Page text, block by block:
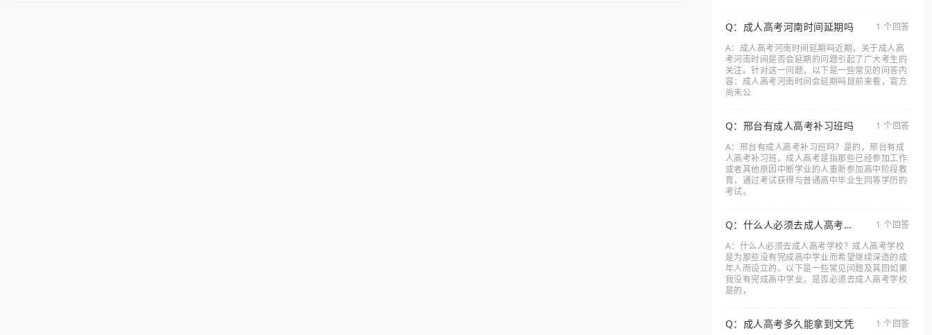
Q：成人高考河南时间延期吗
1 个回答
A：成人高考河南时间延期吗近期，关于成人高
考河南时间是否会延期的问题引起了广大考生的
关注。针对这一问题，以下是一些常见的问答内
容：成人高考河南时间会延期吗目前来看，官方
尚未公
Q：邢台有成人高考补习班吗
1 个回答
A：邢台有成人高考补习班吗？是的，邢台有成
人高考补习班。成人高考是指那些已经参加工作
或者其他原因中断学业的人重新参加高中阶段教
育，通过考试获得与普通高中毕业生同等学历的
考试。
Q：什么人必须去成人高考学
校
1 个回答
A：什么人必须去成人高考学校？成人高考学校
是为那些没有完成高中学业而希望继续深造的成
年人而设立的。以下是一些常见问题及其回如果
我没有完成高中学业，是否必须去成人高考学校
是的，
Q：成人高考多久能拿到文凭
1 个回答